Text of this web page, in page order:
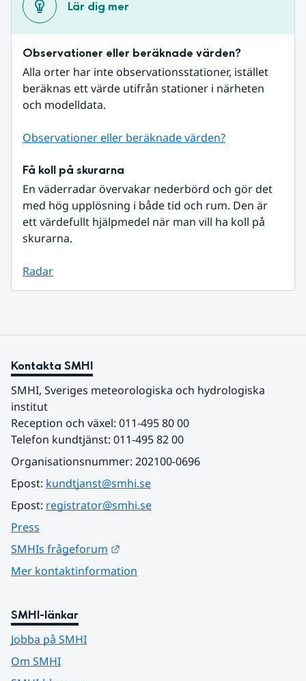
Lär dig mer
Observationer eller beräknade värden?
Alla orter har inte observationsstationer, istället
beräknas ett värde utifrån stationer i närheten
och modelldata.
Observationer eller beräknade värden?
Få koll på skurarna
En väderradar övervakar nederbörd och gör det
med hög upplösning i både tid och rum. Den är
ett värdefullt hjälpmedel när man vill ha koll på
skurarna.
Radar
Kontakta SMHI
SMHI, Sveriges meteorologiska och hydrologiska
institut
Reception och växel: 011-495 80 00
Telefon kundtjänst: 011-495 82 00
Organisationsnummer: 202100-0696
Epost: kundtjanst@smhi.se
Epost: registrator@smhi.se
Press
SMHIs frågeforum
Mer kontaktinformation
SMHI-länkar
Jobba på SMHI
Om SMHI